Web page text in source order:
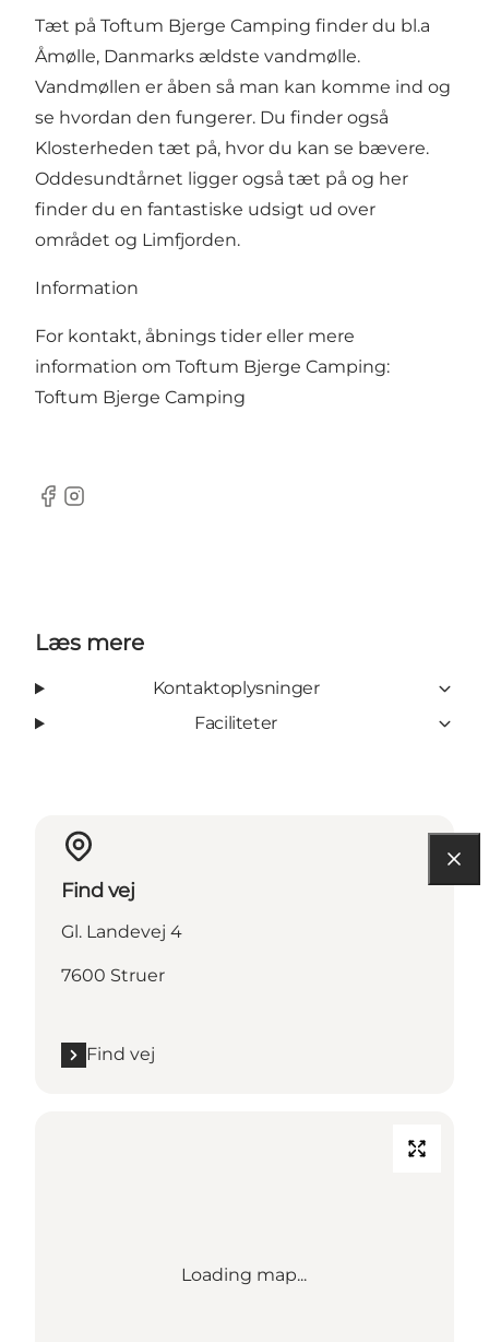
Tæt på Toftum Bjerge Camping finder du bl.a
Åmølle, Danmarks ældste vandmølle.
Vandmøllen er åben så man kan komme ind og
se hvordan den fungerer. Du finder også
Klosterheden tæt på, hvor du kan se bævere.
Oddesundtårnet ligger også tæt på og her
finder du en fantastiske udsigt ud over
området og Limfjorden.
Information
For kontakt, åbnings tider eller mere
information om Toftum Bjerge Camping:
Toftum Bjerge Camping
Facebook
Instagram
Læs mere
Kontaktoplysninger
Faciliteter
Find vej
Gl. Landevej 4
7600 Struer
Find vej
Loading map...